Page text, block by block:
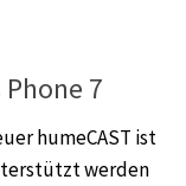
7
humeCAST ist
werden